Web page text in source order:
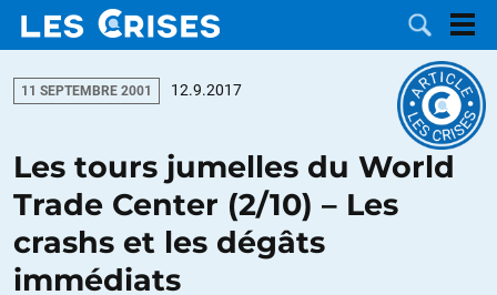
LES
DOSSIERS
CATÉGORIES
11 SEPTEMBRE 2001 12.9.2017
Les tours jumelles du World
Trade Center (2/10) – Les
crashs et les dégâts
immédiats